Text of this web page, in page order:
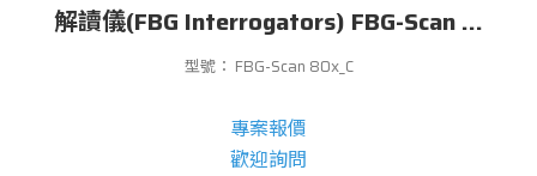
解讀儀(FBG Interrogators) FBG-Scan 80x_C
型號： FBG-Scan 80x_C
專案報價
歡迎詢問